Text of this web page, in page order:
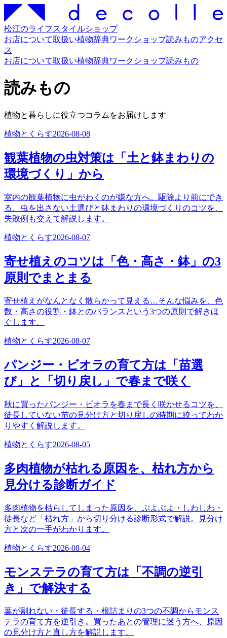
松江のライフスタイルショップ
お店について取扱い植物辞典ワークショップ読みものアクセ
ス
お店について取扱い植物辞典ワークショップ読みもの
読みもの
植物と暮らしに役立つコラムをお届けします
植物とくらす2026-08-08
観葉植物の虫対策は「土と鉢まわりの
環境づくり」から
室内の観葉植物に虫がわくのが嫌な方へ。駆除より前にでき
る、虫を出さない土選びと鉢まわりの環境づくりのコツを、
失敗例も交えて解説します。
植物とくらす2026-08-07
寄せ植えのコツは「色・高さ・鉢」の3
原則でまとまる
寄せ植えがなんとなく散らかって見える…そんな悩みを、色
数・高さの役割・鉢とのバランスという3つの原則で解きほ
ぐします。
植物とくらす2026-08-07
パンジー・ビオラの育て方は「苗選
び」と「切り戻し」で春まで咲く
秋に買ったパンジー・ビオラを春まで長く咲かせるコツを、
徒長していない苗の見分け方と切り戻しの時期に絞ってわか
りやすく解説します。
植物とくらす2026-08-05
多肉植物が枯れる原因を、枯れ方から
見分ける診断ガイド
多肉植物を枯らしてしまった原因を、ぶよぶよ・しわしわ・
徒長など「枯れ方」から切り分ける診断形式で解説。見分け
方と次の一手がわかります。
植物とくらす2026-08-04
モンステラの育て方は「不調の逆引
き」で解決する
葉が割れない・徒長する・根詰まりの3つの不調からモンス
テラの育て方を逆引き。買ったあとの管理に迷う方へ、原因
の見分け方と直し方を解説します。